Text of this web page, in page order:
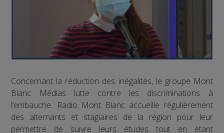
Concernant la réduction des inégalités, le groupe Mont
Blanc Médias lutte contre les discriminations à
l’embauche. Radio Mont Blanc accueille régulièrement
des alternants et stagiaires de la région pour leur
permettre de suivre leurs études tout en étant